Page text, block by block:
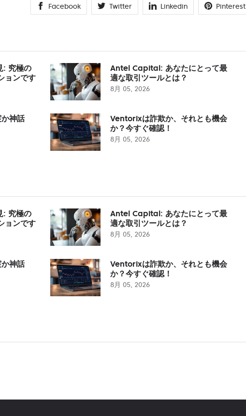
Facebook Twitter Linkedin Pinterest
究極の
ョンです
Antel Capital: あなたにとって最
適な取引ツールとは？
8月 05, 2026
神話
Ventorixは詐欺か、それとも機会
か？今すぐ確認！
8月 05, 2026
究極の
ョンです
Antel Capital: あなたにとって最
適な取引ツールとは？
8月 05, 2026
神話
Ventorixは詐欺か、それとも機会
か？今すぐ確認！
8月 05, 2026